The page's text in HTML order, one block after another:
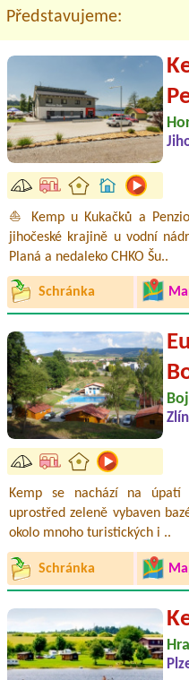
Představujeme:
⛵ Kemp u Kukačků a
jihočeské krajině u vodní
Planá a nedaleko CHKO Šu..
Schránka
Kemp se nachází na úpatí
uprostřed zeleně vybaven
okolo mnoho turistických i ..
Schránka